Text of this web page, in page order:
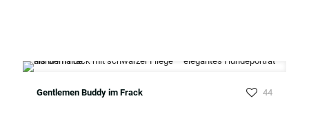
Gentlemen Buddy im Frack 44